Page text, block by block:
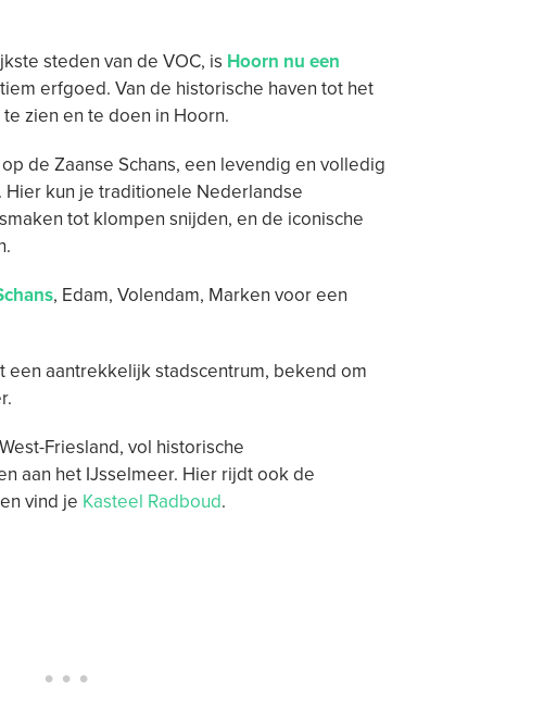
steden van de VOC, is Hoorn nu een
erfgoed. Van de historische haven tot het
zien en te doen in Hoorn.
de Zaanse Schans, een levendig en volledig
kun je traditionele Nederlandse
tot klompen snijden, en de iconische
, Edam, Volendam, Marken voor een
een aantrekkelijk stadscentrum, bekend om
Friesland, vol historische
aan het IJsselmeer. Hier rijdt ook de
vind je Kasteel Radboud.